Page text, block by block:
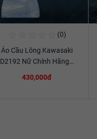
Xem chi tiết
(0)
Áo Cầu Lông Kawasaki
D2192 Nữ Chính Hãng…
430,000đ